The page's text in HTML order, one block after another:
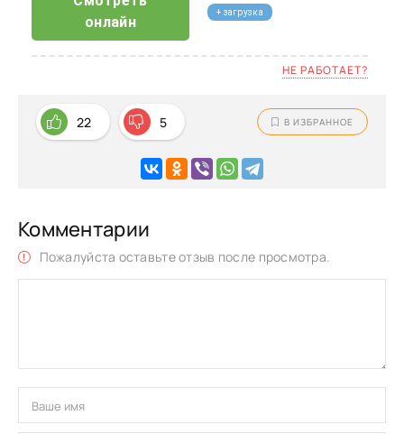
онлайн
+ загрузка
НЕ РАБОТАЕТ?
22 5 В ИЗБРАННОЕ
Комментарии
Пожалуйста оставьте отзыв после просмотра.